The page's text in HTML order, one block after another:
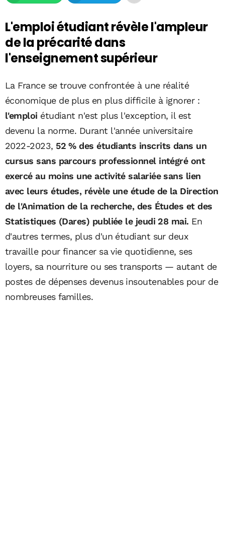
L'emploi étudiant révèle l'ampleur
de la précarité dans
l'enseignement supérieur
La France se trouve confrontée à une réalité
économique de plus en plus difficile à ignorer :
l'emploi étudiant n'est plus l'exception, il est
devenu la norme. Durant l'année universitaire
2022-2023, 52 % des étudiants inscrits dans un
cursus sans parcours professionnel intégré ont
exercé au moins une activité salariée sans lien
avec leurs études, révèle une étude de la Direction
de l'Animation de la recherche, des Études et des
Statistiques (Dares) publiée le jeudi 28 mai. En
d'autres termes, plus d'un étudiant sur deux
travaille pour financer sa vie quotidienne, ses
loyers, sa nourriture ou ses transports — autant de
postes de dépenses devenus insoutenables pour de
nombreuses familles.